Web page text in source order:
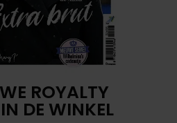
ROYALTY
DE WINKEL